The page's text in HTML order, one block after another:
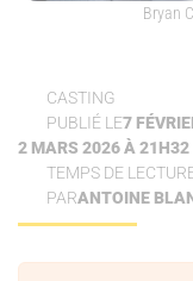
Bryan
CASTING
PUBLIÉ LE7
2 MARS 2026 À 21H32
TEMPS DE
PARANTOINE